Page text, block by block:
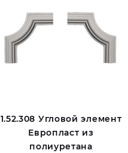
1.52.308 Угловой элемент
Европласт из
полиуретана